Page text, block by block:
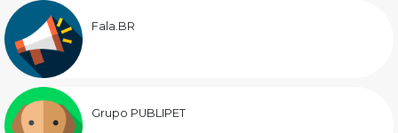
Fala.BR
Grupo PUBLIPET